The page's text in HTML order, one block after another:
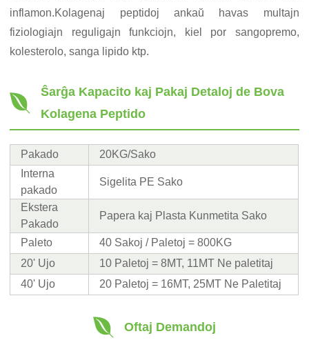
inflamon.Kolagenaj peptidoj ankaŭ havas multajn
fiziologiajn reguligajn funkciojn, kiel por sangopremo,
kolesterolo, sanga lipido ktp.
Ŝarĝa Kapacito kaj Pakaj Detaloj de Bova
Kolagena Peptido
Pakado
20KG/Sako
Interna
pakado
Sigelita PE Sako
Ekstera
Pakado
Papera kaj Plasta Kunmetita Sako
Paleto
40 Sakoj / Paletoj = 800KG
20' Ujo
10 Paletoj = 8MT, 11MT Ne paletitaj
40' Ujo
20 Paletoj = 16MT, 25MT Ne Paletitaj
Oftaj Demandoj